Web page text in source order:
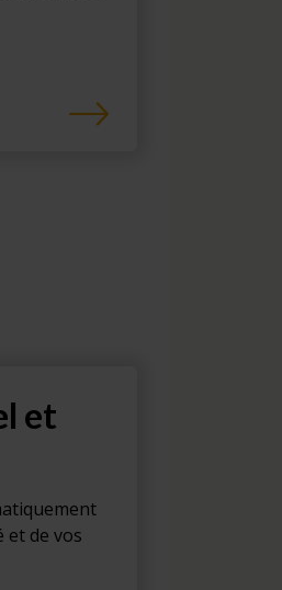
et
et de vos